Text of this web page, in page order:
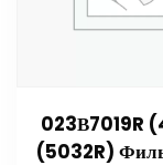
023В7019R
(5032R)